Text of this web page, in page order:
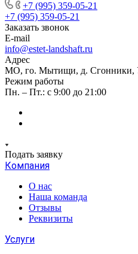
+7 (995) 359-05-21
+7 (995) 359-05-21
Заказать звонок
E-mail
info@estet-landshaft.ru
Адрес
МО, го. Мытищи, д. Сгонники,
Режим работы
Пн. – Пт.: с 9:00 до 21:00
Подать заявку
Компания
О нас
Наша команда
Отзывы
Реквизиты
Услуги